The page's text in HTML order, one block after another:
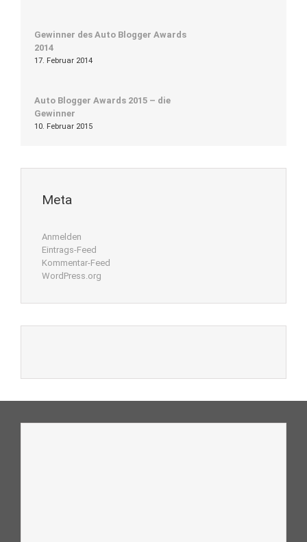
Gewinner des Auto Blogger Awards
2014
17. Februar 2014
Auto Blogger Awards 2015 – die
Gewinner
10. Februar 2015
Meta
Anmelden
Eintrags-Feed
Kommentar-Feed
WordPress.org